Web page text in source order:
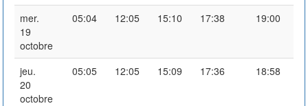
mer.
19
octobre
05:04 12:05 15:10 17:38 19:00
jeu.
20
octobre
05:05 12:05 15:09 17:36 18:58